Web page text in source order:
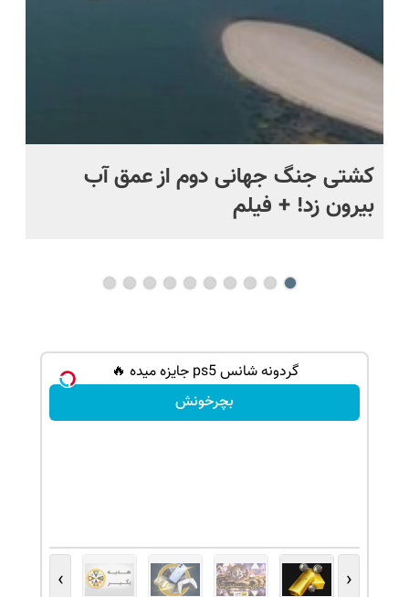
کشتی‌ جنگ جهانی دوم از عمق آب
بیرون زد! + فیلم
گردونه شانس ps5 جایزه میده 🔥
بچرخونش
‹
›